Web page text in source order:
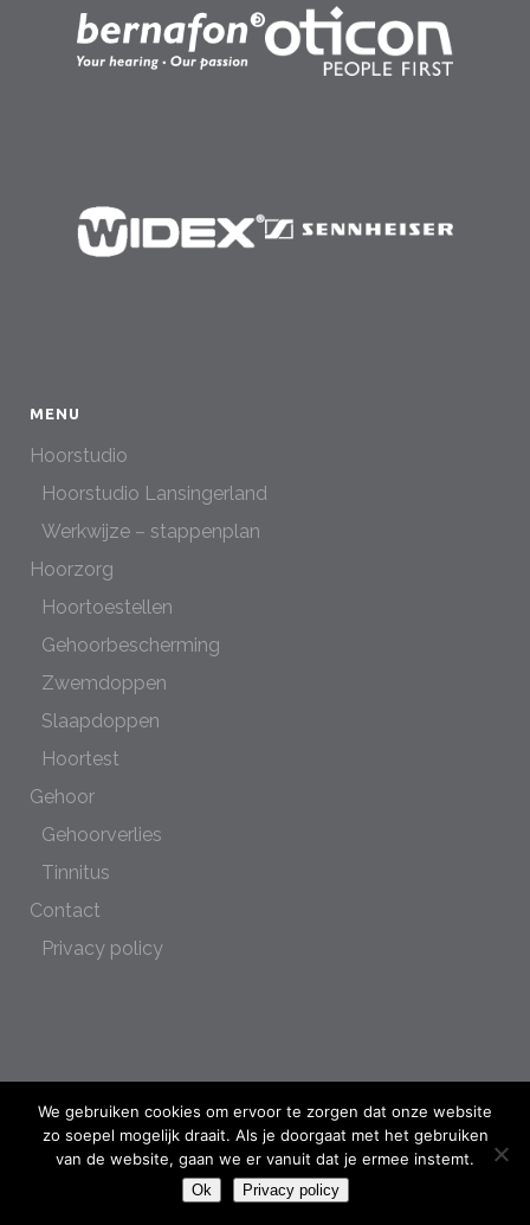
MENU
Hoorstudio
Hoorstudio Lansingerland
Werkwijze – stappenplan
Hoorzorg
Hoortoestellen
Gehoorbescherming
Zwemdoppen
Slaapdoppen
Hoortest
Gehoor
Gehoorverlies
Tinnitus
Contact
Privacy policy
© tekst alle rechten voorbehouden / text all rights reserved Hoorstudio
Lansingerland. © webdesign, graphic design, photography all rights reserved /
webdesign, grafisch ontwerp, fotografie alle rechten voorbehouden Dutch Design
District ® dutchdesigndistrict.com
We gebruiken cookies om ervoor te zorgen dat onze website
zo soepel mogelijk draait. Als je doorgaat met het gebruiken
van de website, gaan we er vanuit dat je ermee instemt.
Ok Privacy policy